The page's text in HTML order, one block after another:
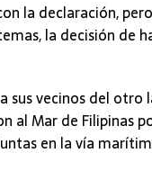
la declaración,
la decisión de
vecinos del otro
al Mar de Filipinas
en la vía